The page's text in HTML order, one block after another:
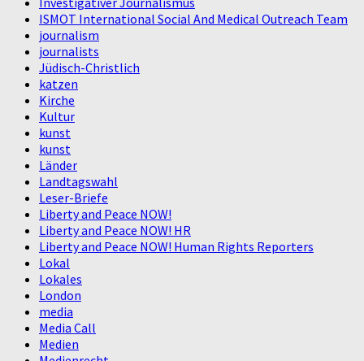
ISMOT International Social And Medical Outreach Team
journalism
journalists
Jüdisch-Christlich
katzen
Kirche
Kultur
kunst
kunst
Länder
Landtagswahl
Leser-Briefe
Liberty and Peace NOW!
Liberty and Peace NOW! HR
Liberty and Peace NOW! Human Rights Reporters
Lokal
Lokales
London
media
Media Call
Medien